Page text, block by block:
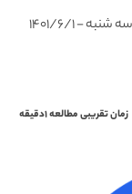
زمان تقریبی مطالعه۱دقیقه